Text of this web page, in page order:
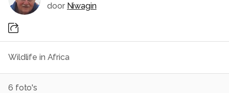
door Niwagin
Wildlife in Africa
6 foto's